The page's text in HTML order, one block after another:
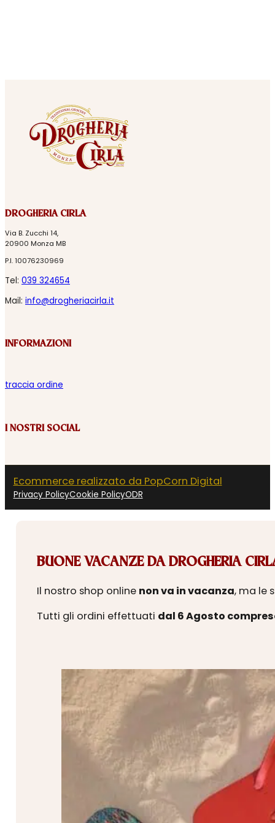
DROGHERIA CIRLA
Via B. Zucchi 14,
20900 Monza MB
P.I. 10076230969
Tel: 039 324654
Mail: info@drogheriacirla.it
INFORMAZIONI
traccia ordine
I NOSTRI SOCIAL
Ecommerce realizzato da PopCorn Digital
Privacy PolicyCookie PolicyODR
BUONE VACANZE DA DROGHERIA
Il nostro shop online non va in vacanza, ma le
Tutti gli ordini effettuati dal 6 Agosto